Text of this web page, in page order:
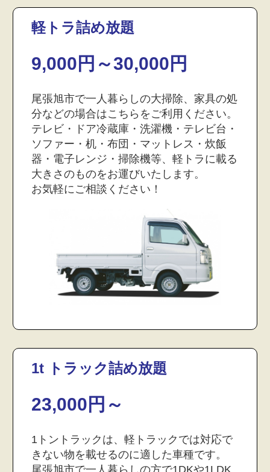
軽トラ詰め放題
9,000円～30,000円
尾張旭市で一人暮らしの大掃除、家具の処
分などの場合はこちらをご利用ください。
テレビ・ドア冷蔵庫・洗濯機・テレビ台・
ソファー・机・布団・マットレス・炊飯
器・電子レンジ・掃除機等、軽トラに載る
大きさのものをお運びいたします。
お気軽にご相談ください！
1t トラック詰め放題
23,000円～
1トントラックは、軽トラックでは対応で
きない物を載せるのに適した車種です。